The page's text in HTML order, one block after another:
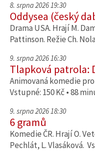
8. srpna 2026 19:30
Oddysea (český
Drama USA. Hrají M.
Pattinson. Režie Ch.
9. srpna 2026 16:30
Tlapková patrola:
Animovaná komedie
Vstupné: 150 Kč • 88
9. srpna 2026 18:30
6 gramů
Komedie ČR. Hrají O.
Pechlát, L. Vlasáková.